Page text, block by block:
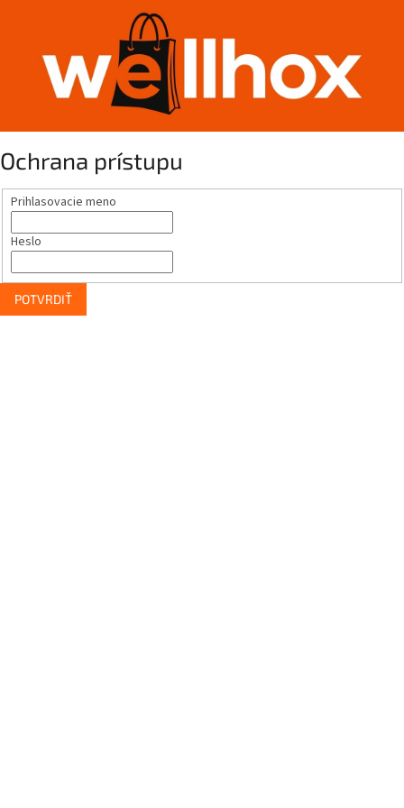
Ochrana prístupu
Prihlasovacie meno
Heslo
POTVRDIŤ